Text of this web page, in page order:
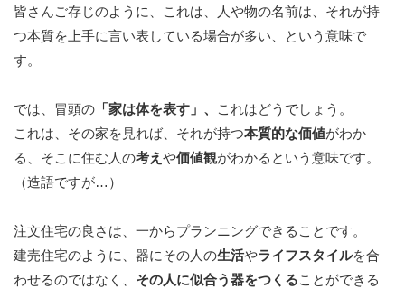
皆さんご存じのように、これは、人や物の名前は、それが持
つ本質を上手に言い表している場合が多い、という意味で
す。
では、冒頭の 「家は体を表す」、
これはどうでしょう。
これは、その家を見れば、それが持つ本質的な価値がわか
る、そこに住む人の考え や価値観がわかるという意味です。
（造語ですが…）
注文住宅の良さは、一からプランニングできることです。
建売住宅のように、器にその人の生活やライフスタイルを合
わせるのではなく、 その人に似合う器をつくることができる